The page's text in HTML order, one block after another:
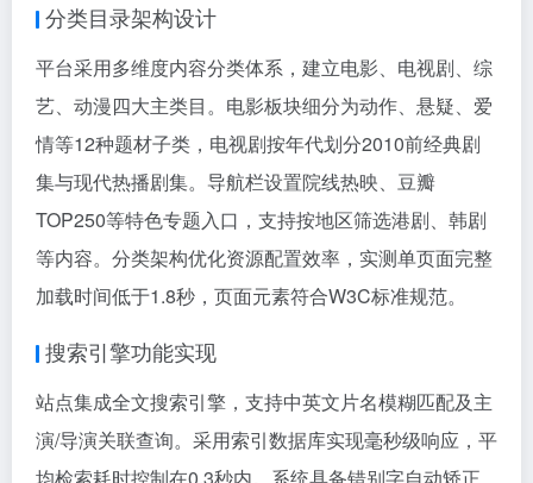
分类目录架构设计
平台采用多维度内容分类体系，建立电影、电视剧、综
艺、动漫四大主类目。电影板块细分为动作、悬疑、爱
情等12种题材子类，电视剧按年代划分2010前经典剧
集与现代热播剧集。导航栏设置院线热映、豆瓣
TOP250等特色专题入口，支持按地区筛选港剧、韩剧
等内容。分类架构优化资源配置效率，实测单页面完整
加载时间低于1.8秒，页面元素符合W3C标准规范。
搜索引擎功能实现
站点集成全文搜索引擎，支持中英文片名模糊匹配及主
演/导演关联查询。采用索引数据库实现毫秒级响应，平